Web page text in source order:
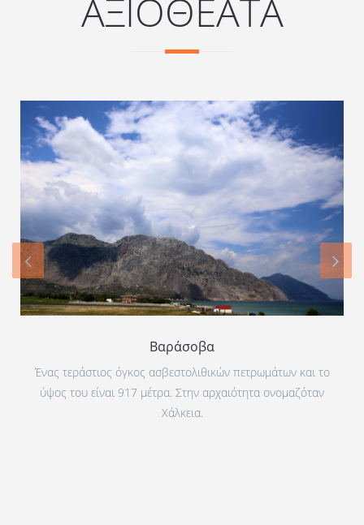
ΑΞΙΟΘΕΑΤΑ
Βαράσοβα
Ένας τεράστιος όγκος ασβεστολιθικών πετρωμάτων και το
ύψος του είναι 917 μέτρα. Στην αρχαιότητα ονομαζόταν
Χάλκεια.